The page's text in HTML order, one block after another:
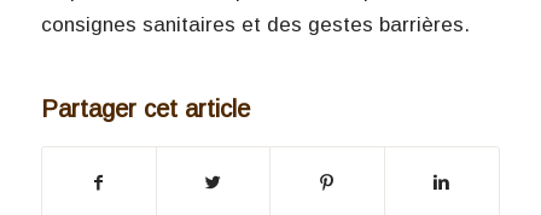
consignes sanitaires et des gestes barrières.
Partager cet article